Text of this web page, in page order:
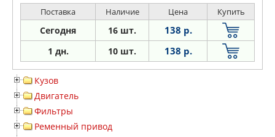
Поставка Наличие Цена Купить
Сегодня 16 шт. 138 р.
1 дн. 10 шт. 138 р.
Кузов
Двигатель
Фильтры
Ременный привод